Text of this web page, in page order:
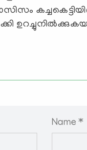
Name *